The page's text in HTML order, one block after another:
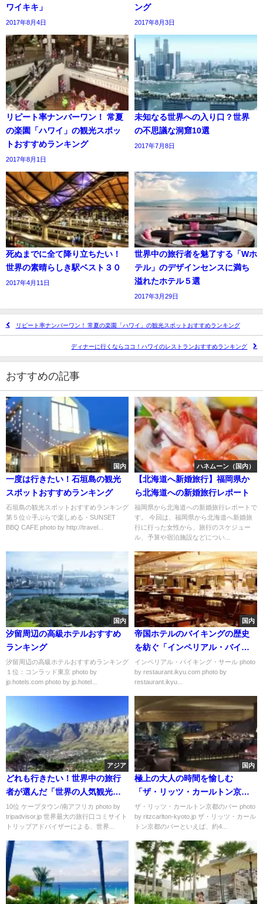
ワイキキ」
2017年8月4日
ング
2017年8月3日
リピート率ナンバーワン！ 常夏
の楽園「ハワイ」の観光スポッ
トおすすめランキング
2017年8月1日
未知なる世界への入り口？世界
の不思議な洞窟10選
2017年7月8日
死ぬまでに全て降り立ちたい！
世界の素晴らしき駅ベスト３０
2017年4月11日
世界中の旅行者を魅了する「Wホ
テル」のデザインセンスに満ち
溢れたホテル５選
2017年3月29日
リピート率ナンバーワン！ 常夏の楽園「ハワイ」の観光スポットおすすめランキング
ディナーに行くならココ！ハワイのレストランおすすめランキング
おすすめの記事
国内
一度は行きたい！石垣島の観光
スポットおすすめランキング
石垣島の観光スポットおすすめランキング
第５位☆手ぶらで楽しめる・SUNSET
BBQ CAFE photo by http://travel...
ハネムーン（国内）
【北海道へ新婚旅行】福岡県か
ら北海道への新婚旅行レポート
福岡県から北海道への新婚旅行レポートで
す。 今回は、福岡県から北海道へ新婚旅
行に行った女性から、旅行のスケジュー
ル、予算や宿泊施設などについ...
国内
汐留周辺の高級ホテルおすすめ
ランキング
汐留周辺の高級ホテルおすすめランキング
１位：コンラッド東京 photo by
jp.hotels.com photo by jp.hotel...
国内
帝国ホテルのバイキングの歴史
を紡ぐ「インペリアル・バイキ
ング・サール」
インペリアル・バイキング・サール photo
by restaurant.ikyu.com photo by
restaurant.ikyu...
アジア
どれも行きたい！世界中の旅行
者が選んだ「世界の人気観光地
トップ１０」
10位 ケープタウン/南アフリカ photo by
tripadvisor.jp 世界最大の旅行口コミサイト
トリップアドバイザーによる、世界...
国内
極上の大人の時間を愉しむ
「ザ・リッツ・カールトン京都
のバー」
ザ・リッツ・カールトン京都のバー photo
by ritzcarlton-kyoto.jp ザ・リッツ・カール
トン京都のバーといえば、約4...